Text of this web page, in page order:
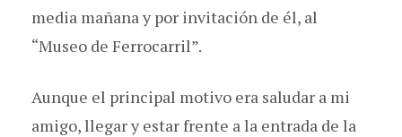
media mañana y por invitación de él, al
“Museo de Ferrocarril”.
Aunque el principal motivo era saludar a mi
amigo, llegar y estar frente a la entrada de la